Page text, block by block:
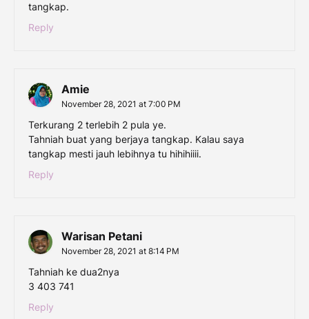
tangkap.
Reply
Amie
November 28, 2021 at 7:00 PM
Terkurang 2 terlebih 2 pula ye.
Tahniah buat yang berjaya tangkap. Kalau saya
tangkap mesti jauh lebihnya tu hihihiiii.
Reply
Warisan Petani
November 28, 2021 at 8:14 PM
Tahniah ke dua2nya
3 403 741
Reply